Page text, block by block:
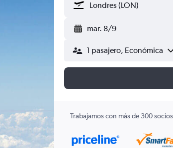
mar. 8/9
1 pasajero, Económica
Trabajamos con más de 300